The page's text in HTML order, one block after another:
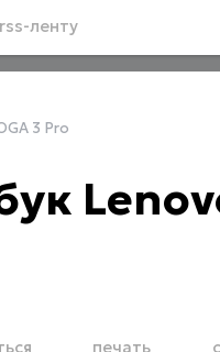
ленту
3 Pro
печать